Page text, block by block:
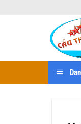
qua